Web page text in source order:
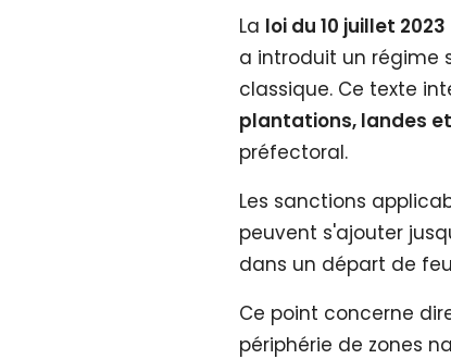
La loi du 10 juillet 2023
a introduit un régime
classique. Ce texte
plantations, landes
préfectoral.
Les sanctions
peuvent s'ajouter
dans un départ de
Ce point concerne
périphérie de zones